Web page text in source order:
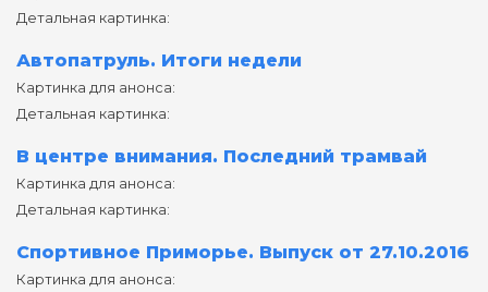
Детальная картинка:
Автопатруль. Итоги недели
Картинка для анонса:
Детальная картинка:
В центре внимания. Последний трамвай
Картинка для анонса:
Детальная картинка:
Спортивное Приморье. Выпуск от 27.10.2016
Картинка для анонса: